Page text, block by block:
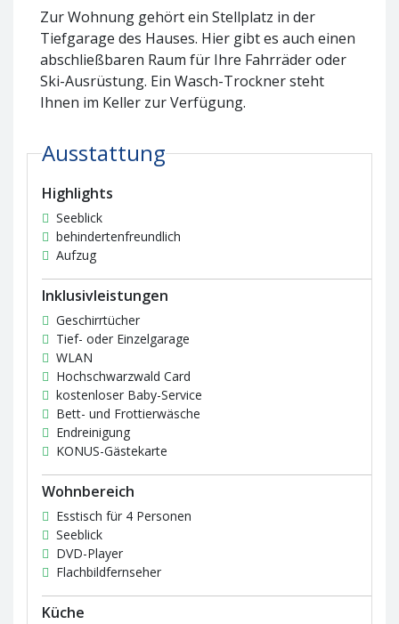
Zur Wohnung gehört ein Stellplatz in der
Tiefgarage des Hauses. Hier gibt es auch einen
abschließbaren Raum für Ihre Fahrräder oder
Ski-Ausrüstung. Ein Wasch-Trockner steht
Ihnen im Keller zur Verfügung.
Ausstattung
Highlights
Seeblick
behindertenfreundlich
Aufzug
Inklusivleistungen
Geschirrtücher
Tief- oder Einzelgarage
WLAN
Hochschwarzwald Card
kostenloser Baby-Service
Bett- und Frottierwäsche
Endreinigung
KONUS-Gästekarte
Wohnbereich
Esstisch für 4 Personen
Seeblick
DVD-Player
Flachbildfernseher
Küche